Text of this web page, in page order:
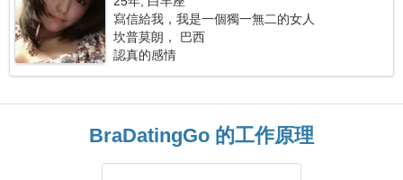
寫信給我，我是一個獨一無二的女人
坎普莫朗， 巴西
認真的感情
BraDatingGo 的工作原理